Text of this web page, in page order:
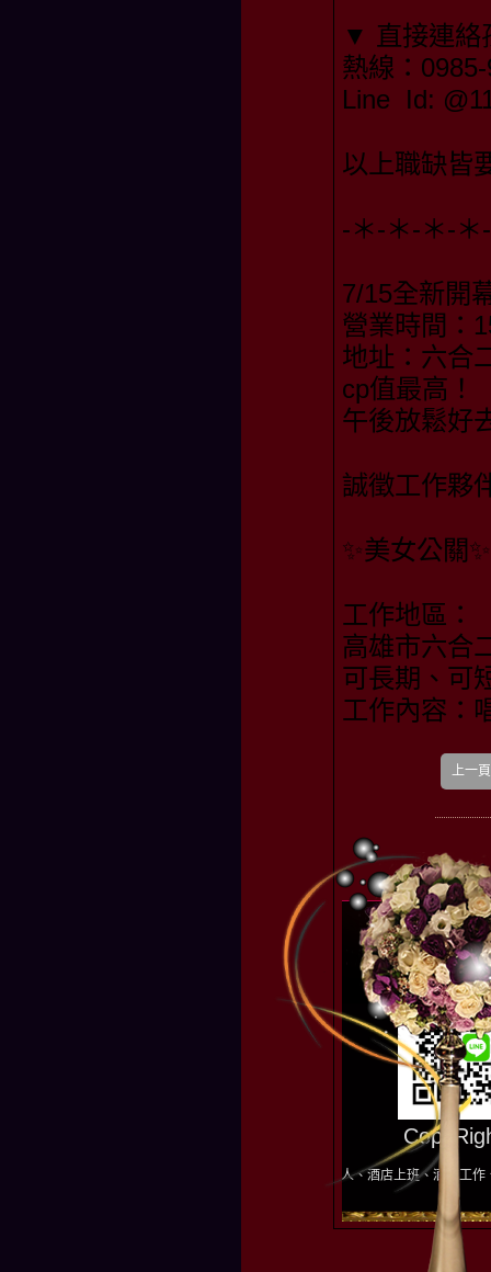
▼ 直接連絡
熱線：
Line Id:
以上職缺皆
-＊-＊-＊-＊-
7/15全新開
營業時間：
地址：六合
cp值最高！
午後放鬆好
誠徵工作夥
✨美女公關✨
工作地區：
高雄市六合
可長期、可
工作內容：
上一頁
職缺︰台南酒店經紀人、高雄酒店經紀人、酒店上班、酒店工作、酒店經紀公司